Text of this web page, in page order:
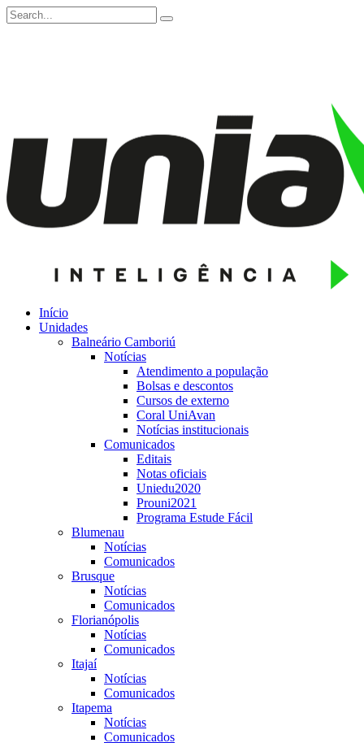
Início
Unidades
Balneário Camboriú
Notícias
Atendimento a população
Bolsas e descontos
Cursos de externo
Coral UniAvan
Notícias institucionais
Comunicados
Editais
Notas oficiais
Uniedu2020
Prouni2021
Programa Estude Fácil
Blumenau
Notícias
Comunicados
Brusque
Notícias
Comunicados
Florianópolis
Notícias
Comunicados
Itajaí
Notícias
Comunicados
Itapema
Notícias
Comunicados